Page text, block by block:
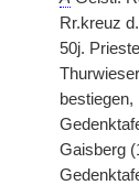
Rr.kreuz d.
50j.
Gaisberg